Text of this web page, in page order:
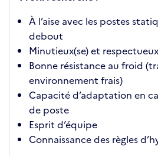
À l’aise avec les postes
debout
Minutieux(se) et
Bonne résistance au froid
environnement frais)
Capacité d’adaptation en
de poste
Esprit d’équipe
Connaissance des règles